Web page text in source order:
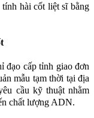
hài cốt liệt sĩ bằng
đạo cấp tỉnh giao đơn
mẫu tạm thời tại địa
cầu kỹ thuật nhằm
chất lượng ADN.